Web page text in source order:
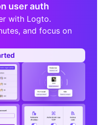
user auth
with Logto.
and focus on